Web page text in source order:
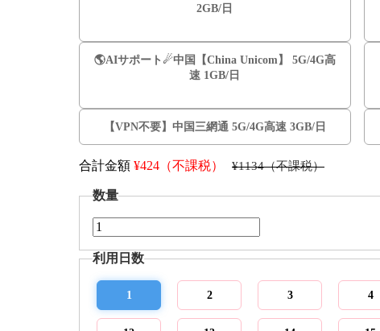
2GB/日
🌎️AIサポート☄中国【China Unicom】 5G/4G高
速 1GB/日
【VPN不要】中国三網通 5G/4G高速 3GB/日
合計金額 ¥424（不課税） ¥1134（不課税）
数量
利用日数
1 2 3 4